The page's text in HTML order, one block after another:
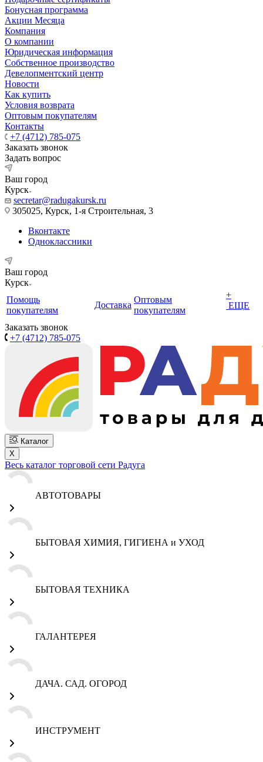
Бонусная программа
Акции Месяца
Компания
О компании
Юридическая информация
Собственное производство
Девелопментский центр
Новости
Как купить
Условия возврата
Оптовым покупателям
Контакты
+7 (4712) 785-075
Заказать звонок
Задать вопрос
Ваш город
Курск
secretar@radugakursk.ru
305025, Курск, 1-я Строительная, 3
Вконтакте
Одноклассники
Ваш город
Курск
Помощь
покупателям
Доставка
Оптовым
покупателям
+
ЕЩЕ
Заказать звонок
+7 (4712) 785-075
Каталог
X
Весь каталог торговой сети Радуга
АВТОТОВАРЫ
БЫТОВАЯ ХИМИЯ, ГИГИЕНА и УХОД
БЫТОВАЯ ТЕХНИКА
ГАЛАНТЕРЕЯ
ДАЧА. САД. ОГОРОД
ИНСТРУМЕНТ